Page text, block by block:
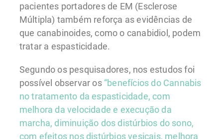
pacientes portadores de EM (Esclerose
Múltipla) também reforça as evidências de
que canabinoides, como o canabidiol, podem
tratar a espasticidade.
Segundo os pesquisadores, nos estudos foi
possível observar os “benefícios do Cannabis
no tratamento da espasticidade, com
melhora da velocidade e execução da
marcha, diminuição dos distúrbios do sono,
com efeitos nos distúrbios vesicais, melhora